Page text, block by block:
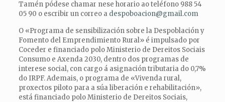
Tamén pódese chamar nese horario ao teléfono 988 54
05 90 o escribir un correo a despoboacion@gmail.com
O «Programa de sensibilización sobre la Despoblación y
Fomento del Emprendimiento Rural» é impulsado por
Coceder e financiado polo Ministerio de Dereitos Sociais
Consumo e Axenda 2030, dentro dos programas de
interese social, con cargo á asignación tributaria do 0,7%
do IRPF. Ademais, o programa de «Vivenda rural,
proxectos piloto para a súa liberación e rehabilitación»,
está financiado polo Ministerio de Dereitos Sociais,